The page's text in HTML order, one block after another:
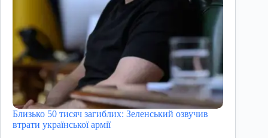
Близько 50 тисяч загиблих: Зеленський озвучив
втрати української армії